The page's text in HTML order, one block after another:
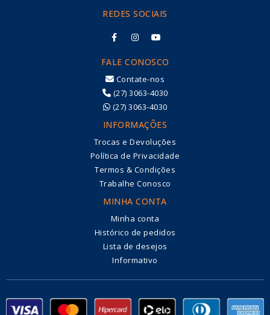
REDES SOCIAIS
FALE CONOSCO
Contate-nos
(27) 3063-4030
(27) 3063-4030
INFORMAÇÕES
Trocas e Devoluções
Política de Privacidade
Termos & Condições
Trabalhe Conosco
MINHA CONTA
Minha conta
Histórico de pedidos
Lista de desejos
Informativo